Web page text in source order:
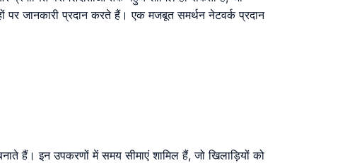
पर जानकारी प्रदान करते हैं। एक मजबूत समर्थन नेटवर्क प्रदान
हैं। इन उपकरणों में समय सीमाएं शामिल हैं, जो खिलाड़ियों को